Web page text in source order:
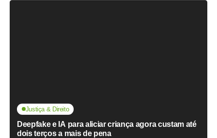
Justiça & Direito
Deepfake e IA para aliciar criança agora custam até
dois terços a mais de pena